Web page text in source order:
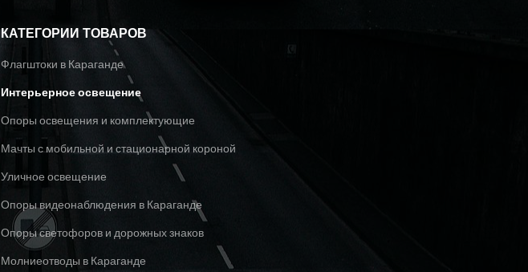
КАТЕГОРИИ ТОВАРОВ
Флагштоки в Караганде
Интерьерное освещение
Опоры освещения и комплектующие
Мачты с мобильной и стационарной короной
Уличное освещение
Опоры видеонаблюдения в Караганде
Опоры светофоров и дорожных знаков
Молниеотводы в Караганде